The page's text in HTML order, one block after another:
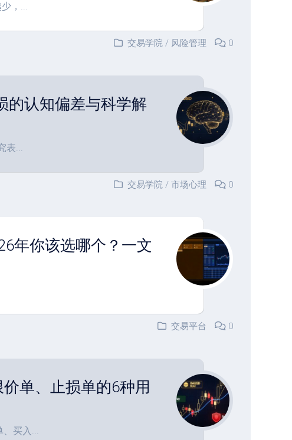
，...
交易学院 / 风险管理 0
的认知偏差与科学解
表...
交易学院 / 市场心理 0
年你该选哪个？一文
交易平台
0
单、止损单的6种用
买入...